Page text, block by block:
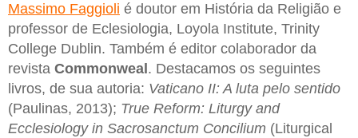
Massimo Faggioli é doutor em História da Religião e
professor de Eclesiologia, Loyola Institute, Trinity
College Dublin. Também é editor colaborador da
revista Commonweal . Destacamos os seguintes
livros, de sua autoria: Vaticano II: A luta pelo sentido
(Paulinas, 2013); True Reform: Liturgy and
Ecclesiology in Sacrosanctum Concilium (Liturgical